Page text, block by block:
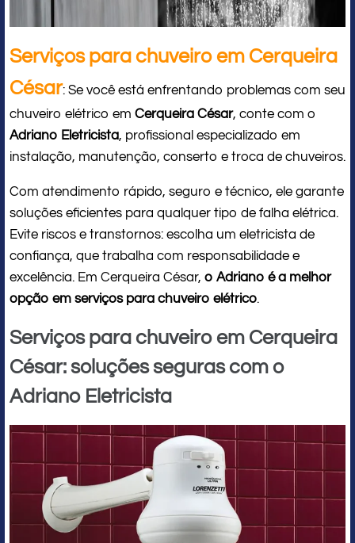
Serviços para chuveiro em Cerqueira
César: Se você está enfrentando problemas com seu
chuveiro elétrico em Cerqueira César, conte com o
Adriano Eletricista, profissional especializado em
instalação, manutenção, conserto e troca de chuveiros.
Com atendimento rápido, seguro e técnico, ele garante
soluções eficientes para qualquer tipo de falha elétrica.
Evite riscos e transtornos: escolha um eletricista de
confiança, que trabalha com responsabilidade e
excelência. Em Cerqueira César, o Adriano é a melhor
opção em serviços para chuveiro elétrico.
Serviços para chuveiro em Cerqueira
César: soluções seguras com o
Adriano Eletricista